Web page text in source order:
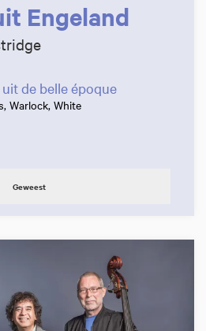
Engeland
de belle époque
Warlock, White
Geweest